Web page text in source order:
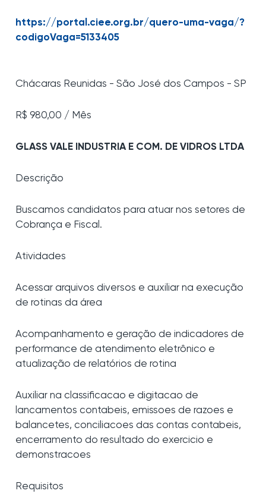
https://portal.ciee.org.br/quero-uma-vaga/?
codigoVaga=5133405
Chácaras Reunidas - São José dos Campos - SP
R$ 980,00 / Mês
GLASS VALE INDUSTRIA E COM. DE VIDROS LTDA
Descrição
Buscamos candidatos para atuar nos setores de
Cobrança e Fiscal.
Atividades
Acessar arquivos diversos e auxiliar na execução
de rotinas da área
Acompanhamento e geração de indicadores de
performance de atendimento eletrônico e
atualização de relatórios de rotina
Auxiliar na classificacao e digitacao de
lancamentos contabeis, emissoes de razoes e
balancetes, conciliacoes das contas contabeis,
encerramento do resultado do exercicio e
demonstracoes
Requisitos